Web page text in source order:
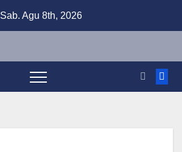
Sab. Agu 8th, 2026